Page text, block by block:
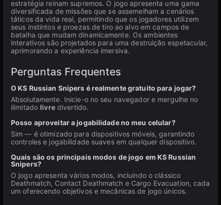
estratégia reinam supremos. O jogo apresenta uma gama
diversificada de missões que se assemelham a cenários
táticos da vida real, permitindo que os jogadores utilizem
seus instintos e proezas de tiro ao alvo em campos de
batalha que mudam dinamicamente. Os ambientes
interativos são projetados para uma destruição espetacular,
aprimorando a experiência imersiva.
Perguntas Frequentes
O KS Russian Snipers é realmente gratuito para jogar?
Absolutamente. Inicie-o no seu navegador e mergulhe no
ilimitado livredivertido.
Posso aproveitar a jogabilidade no meu celular?
Sim — é otimizado para dispositivos móveis, garantindo
controles e jogabilidade suaves em qualquer dispositivo.
Quais são os principais modos de jogo em KS Russian
Snipers?
O jogo apresenta vários modos, incluindo o clássico
Deathmatch, Contact Deathmatch e Cargo Evacuation, cada
um oferecendo objetivos e mecânicas de jogo únicos.